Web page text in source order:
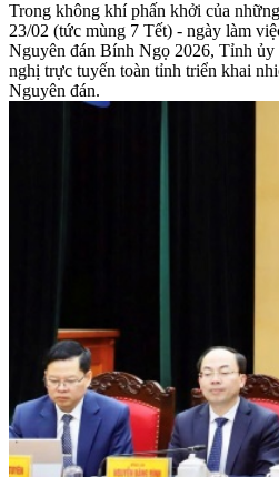
Trong không khí phấn khởi của
23/02 (tức mùng 7 Tết) - ngày làm
Nguyên đán Bính Ngọ 2026, Tỉnh
nghị trực tuyến toàn tỉnh triển khai
Nguyên đán.